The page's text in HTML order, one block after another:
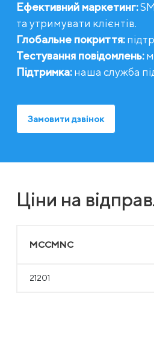
Ефективний маркетинг:
та утримувати клієнтів.
Глобальне покриття:
Тестування повідомлень:
Підтримка:наша служба
Замовити дзвінок
Ціни на
MCCMNC
21201